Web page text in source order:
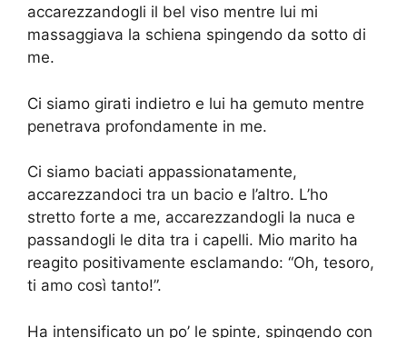
accarezzandogli il bel viso mentre lui mi
massaggiava la schiena spingendo da sotto di
me.
Ci siamo girati indietro e lui ha gemuto mentre
penetrava profondamente in me.
Ci siamo baciati appassionatamente,
accarezzandoci tra un bacio e l’altro. L’ho
stretto forte a me, accarezzandogli la nuca e
passandogli le dita tra i capelli. Mio marito ha
reagito positivamente esclamando: “Oh, tesoro,
ti amo così tanto!”.
Ha intensificato un po’ le spinte, spingendo con